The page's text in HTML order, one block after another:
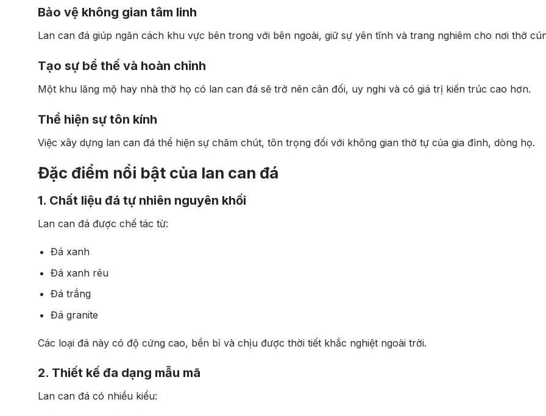
Bảo vệ không gian tâm linh
Lan can đá giúp ngăn cách khu vực bên trong với bên ngoài, giữ sự yên tĩnh và trang nghiêm cho nơi thờ
Tạo sự bề thế và hoàn chỉnh
Một khu lăng mộ hay nhà thờ họ có lan can đá sẽ trở nên cân đối, uy nghi và có giá trị kiến trúc cao hơn.
Thể hiện sự tôn kính
Việc xây dựng lan can đá thể hiện sự chăm chút, tôn trọng đối với không gian thờ tự của gia đình, dòng họ.
Đặc điểm nổi bật của lan can đá
1. Chất liệu đá tự nhiên nguyên khối
Lan can đá được chế tác từ:
Đá xanh
Đá xanh rêu
Đá trắng
Đá granite
Các loại đá này có độ cứng cao, bền bỉ và chịu được thời tiết khắc nghiệt ngoài trời.
2. Thiết kế đa dạng mẫu mã
Lan can đá có nhiều kiểu: